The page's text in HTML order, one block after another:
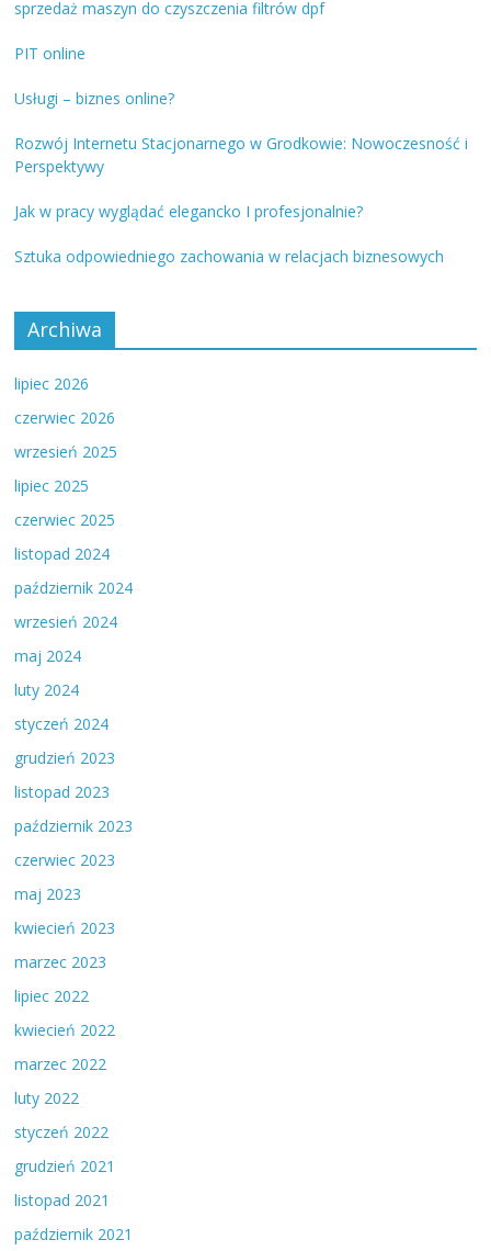
sprzedaż maszyn do czyszczenia filtrów dpf
PIT online
Usługi – biznes online?
Rozwój Internetu Stacjonarnego w Grodkowie: Nowoczesność i
Perspektywy
Jak w pracy wyglądać elegancko I profesjonalnie?
Sztuka odpowiedniego zachowania w relacjach biznesowych
Archiwa
lipiec 2026
czerwiec 2026
wrzesień 2025
lipiec 2025
czerwiec 2025
listopad 2024
październik 2024
wrzesień 2024
maj 2024
luty 2024
styczeń 2024
grudzień 2023
listopad 2023
październik 2023
czerwiec 2023
maj 2023
kwiecień 2023
marzec 2023
lipiec 2022
kwiecień 2022
marzec 2022
luty 2022
styczeń 2022
grudzień 2021
listopad 2021
październik 2021